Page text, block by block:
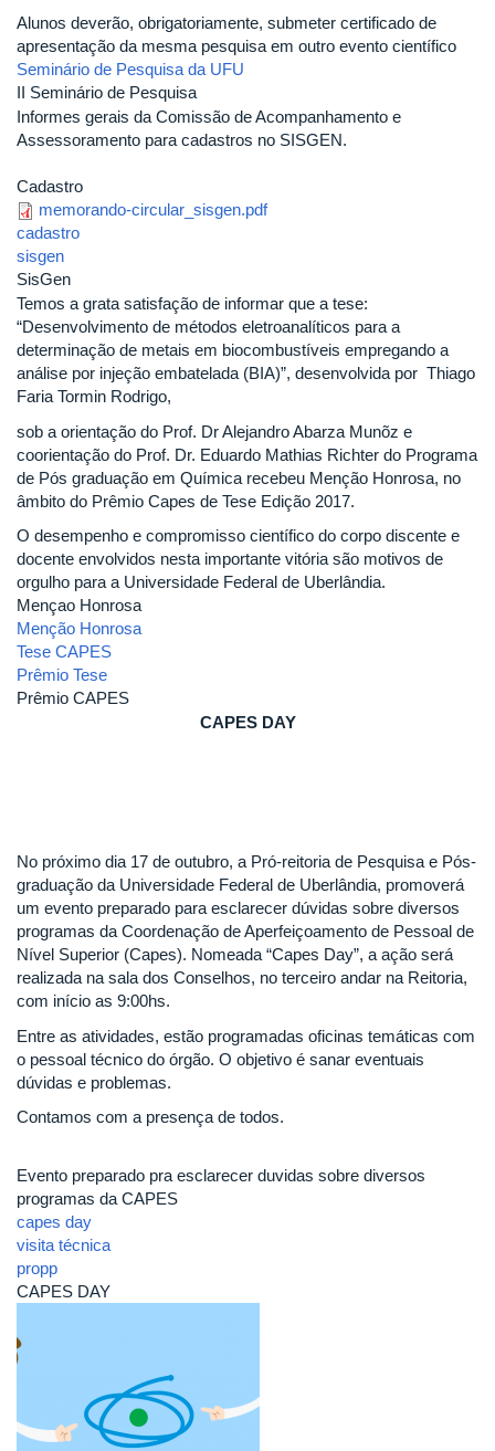
Alunos deverão, obrigatoriamente, submeter certificado de
apresentação da mesma pesquisa em outro evento científico
Seminário de Pesquisa da UFU
II Seminário de Pesquisa
Informes gerais da Comissão de Acompanhamento e
Assessoramento para cadastros no SISGEN.
Cadastro
memorando-circular_sisgen.pdf
cadastro
sisgen
SisGen
Temos a grata satisfação de informar que a tese:
“Desenvolvimento de métodos eletroanalíticos para a
determinação de metais em biocombustíveis empregando a
análise por injeção embatelada (BIA)”, desenvolvida por Thiago
Faria Tormin Rodrigo,
sob a orientação do Prof. Dr Alejandro Abarza Munõz e
coorientação do Prof. Dr. Eduardo Mathias Richter do Programa
de Pós graduação em Química recebeu Menção Honrosa, no
âmbito do Prêmio Capes de Tese Edição 2017.
O desempenho e compromisso científico do corpo discente e
docente envolvidos nesta importante vitória são motivos de
orgulho para a Universidade Federal de Uberlândia.
Mençao Honrosa
Menção Honrosa
Tese CAPES
Prêmio Tese
Prêmio CAPES
CAPES DAY
No próximo dia 17 de outubro, a Pró-reitoria de Pesquisa e Pós-
graduação da Universidade Federal de Uberlândia, promoverá
um evento preparado para esclarecer dúvidas sobre diversos
programas da Coordenação de Aperfeiçoamento de Pessoal de
Nível Superior (Capes). Nomeada “Capes Day”, a ação será
realizada na sala dos Conselhos, no terceiro andar na Reitoria,
com início as 9:00hs.
Entre as atividades, estão programadas oficinas temáticas com
o pessoal técnico do órgão. O objetivo é sanar eventuais
dúvidas e problemas.
Contamos com a presença de todos.
Evento preparado pra esclarecer duvidas sobre diversos
programas da CAPES
capes day
visita técnica
propp
CAPES DAY